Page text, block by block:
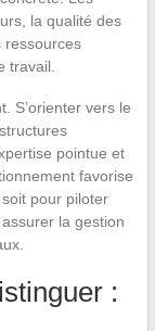
la qualité des
ressources
travail.
S’orienter vers le
pointue et
favorise
pour piloter
la gestion
: